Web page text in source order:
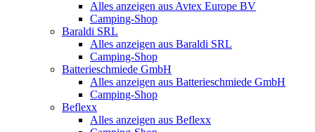
Alles anzeigen aus Avtex Europe BV
Camping-Shop
Baraldi SRL
Alles anzeigen aus Baraldi SRL
Camping-Shop
Batterieschmiede GmbH
Alles anzeigen aus Batterieschmiede GmbH
Camping-Shop
Beflexx
Alles anzeigen aus Beflexx